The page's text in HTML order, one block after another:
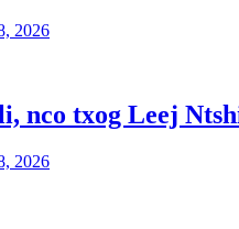
2026
nco txog Leej
2026